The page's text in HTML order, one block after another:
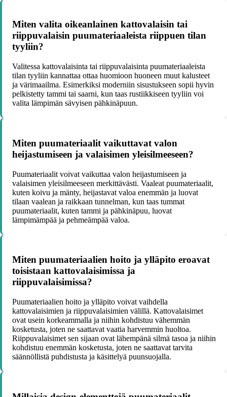
Miten valita oikeanlainen kattovalaisin tai
riippuvalaisin puumateriaaleista riippuen tilan
tyyliin?
Valitessa kattovalaisinta tai riippuvalaisinta puumateriaaleista
tilan tyyliin kannattaa ottaa huomioon huoneen muut kalusteet
ja värimaailma. Esimerkiksi moderniin sisustukseen sopii hyvin
pelkistetty tammi tai saarni, kun taas rustiikkiseen tyyliin voi
valita lämpimän sävyisen pähkinäpuun.
Miten puumateriaalit vaikuttavat valon
heijastumiseen ja valaisimen yleisilmeeseen?
Puumateriaalit voivat vaikuttaa valon heijastumiseen ja
valaisimen yleisilmeeseen merkittävästi. Vaaleat puumateriaalit,
kuten koivu ja mänty, heijastavat valoa enemmän ja luovat
tilaan vaalean ja raikkaan tunnelman, kun taas tummat
puumateriaalit, kuten tammi ja pähkinäpuu, luovat
lämpimämpää ja pehmeämpää valoa.
Miten puumateriaalien hoito ja ylläpito eroavat
toisistaan kattovalaisimissa ja
riippuvalaisimissa?
Puumateriaalien hoito ja ylläpito voivat vaihdella
kattovalaisimien ja riippuvalaisimien välillä. Kattovalaisimet
ovat usein korkeammalla ja niihin kohdistuu vähemmän
kosketusta, joten ne saattavat vaatia harvemmin huoltoa.
Riippuvalaisimet sen sijaan ovat lähempänä silmä tasoa ja niihin
kohdistuu enemmän kosketusta, joten ne saattavat tarvita
säännöllistä puhdistusta ja käsittelyä puunsuojalla.